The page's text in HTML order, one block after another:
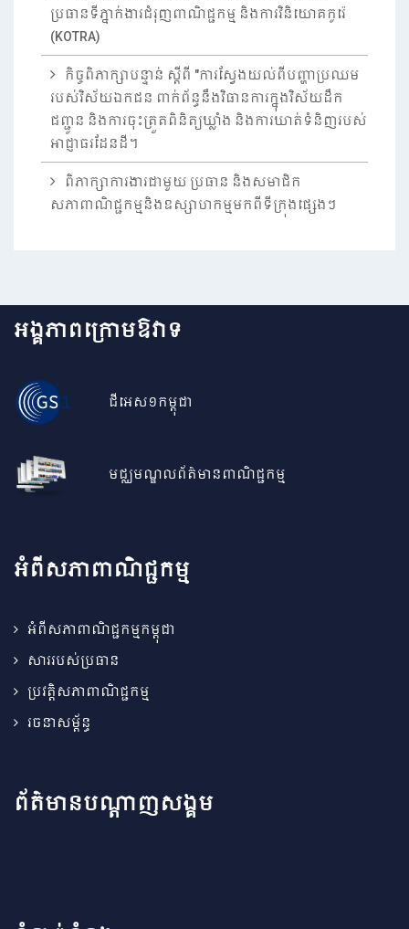
ប្រធានទីភ្នាក់ងារជំរុញពាណិជ្ជកម្ម និងការវិនិយោគកូរ៉េ
(KOTRA)
កិច្ចពិភាក្សាបន្ទាន់ ស្តីពី "ការស្វែងយល់ពីបញ្ហាប្រឈម
របស់វិស័យឯកជន ពាក់ព័ន្ធនឹងវិធានការក្នុងវិស័យដឹក
ជញ្ជូន និងការចុះត្រួតពិនិត្យឃ្លាំង និងការឃាត់ទំនិញរបស់
អាជ្ញាធរដែនដី។
ពិភាក្សាការងារជាមួយ ប្រធាន និងសមាជិក
សភាពាណិជ្ជកម្មនិងឧស្សាហកម្មមកពីទីក្រុងផ្សេងៗ
អង្គភាពក្រោមឱវាទ
ជីអេស១កម្ពុជា
មជ្ឈមណ្ឌលព័ត៌មានពាណិជ្ជកម្ម
អំពីសភាពាណិជ្ជកម្ម
អំពីសភាពាណិជ្ជកម្មកម្ពុជា
សាររបស់ប្រធាន
ប្រវត្តិសភាពាណិជ្ជកម្ម
រចនាសម្ព័ន្ធ
ព័ត៌មានបណ្តាញសង្គម